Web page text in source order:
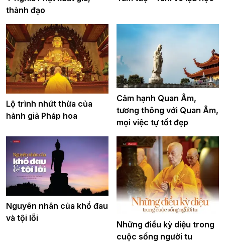
thành đạo
Lộ trình nhứt thừa của
hành giả Pháp hoa
Cảm hạnh Quan Âm,
tương thông với Quan Âm,
mọi việc tự tốt đẹp
Nguyên nhân của khổ đau
và tội lỗi
Những điều kỳ diệu trong
cuộc sống người tu